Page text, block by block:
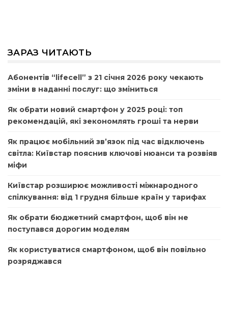
ЗАРАЗ ЧИТАЮТЬ
Абонентів “lifecell” з 21 січня 2026 року чекають
зміни в наданні послуг: що зміниться
Як обрати новий смартфон у 2025 році: топ
рекомендацій, які зекономлять гроші та нерви
Як працює мобільний зв’язок під час відключень
світла: Київстар пояснив ключові нюанси та розвіяв
міфи
Київстар розширює можливості міжнародного
спілкування: від 1 грудня більше країн у тарифах
Як обрати бюджетний смартфон, щоб він не
поступався дорогим моделям
Як користуватися смартфоном, щоб він повільно
розряджався